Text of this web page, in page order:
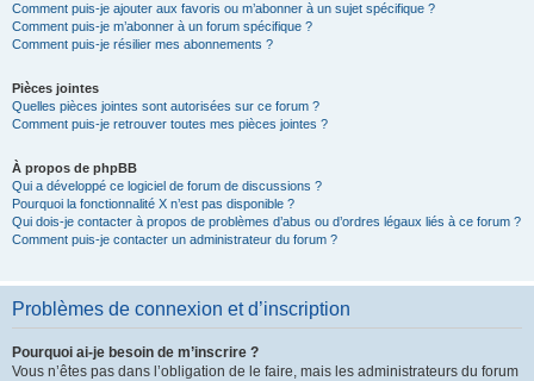
Comment puis-je ajouter aux favoris ou m’abonner à un sujet spécifique ?
Comment puis-je m’abonner à un forum spécifique ?
Comment puis-je résilier mes abonnements ?
Pièces jointes
Quelles pièces jointes sont autorisées sur ce forum ?
Comment puis-je retrouver toutes mes pièces jointes ?
À propos de phpBB
Qui a développé ce logiciel de forum de discussions ?
Pourquoi la fonctionnalité X n’est pas disponible ?
Qui dois-je contacter à propos de problèmes d’abus ou d’ordres légaux liés à ce forum ?
Comment puis-je contacter un administrateur du forum ?
Problèmes de connexion et d’inscription
Pourquoi ai-je besoin de m’inscrire ?
Vous n’êtes pas dans l’obligation de le faire, mais les administrateurs du forum